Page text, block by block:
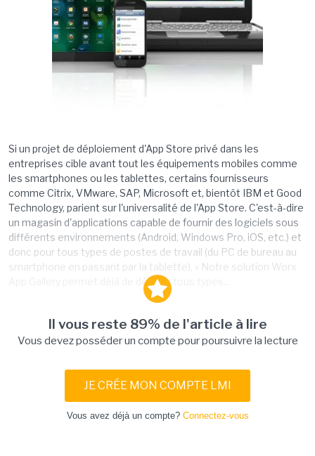
Si un projet de déploiement d'App Store privé dans les
entreprises cible avant tout les équipements mobiles comme
les smartphones ou les tablettes, certains fournisseurs
comme Citrix, VMware, SAP, Microsoft et, bientôt IBM et Good
Technology, parient sur l'universalité de l'App Store. C'est-à-dire
un magasin d'applications capable de fournir des logiciels sous
différents environnements (Android, Windows Pro, iOS, etc.) et
donc pour tous types de postes de travail (du PC de bureau au
smartphone en passant par la tablette). « Notre solution Worx
App Gallery permet déjà de délivrer tous types...
Il vous reste 89% de l'article à lire
Vous devez posséder un compte pour poursuivre la lecture
JE CRÉE MON COMPTE LMI
Vous avez déjà un compte? Connectez-vous